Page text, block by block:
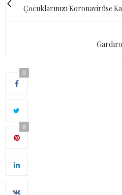
Çocuklarınızı Koronavirüse
0
0